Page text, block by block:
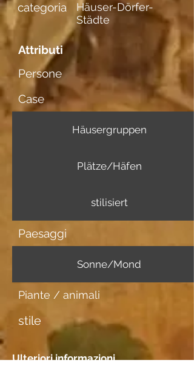
categoria
Häuser-Dörfer-
Städte
Attributi
Persone
Case
Häusergruppen
Plätze/Häfen
stilisiert
Paesaggi
Sonne/Mond
Piante / animali
stile
Ulteriori informazioni